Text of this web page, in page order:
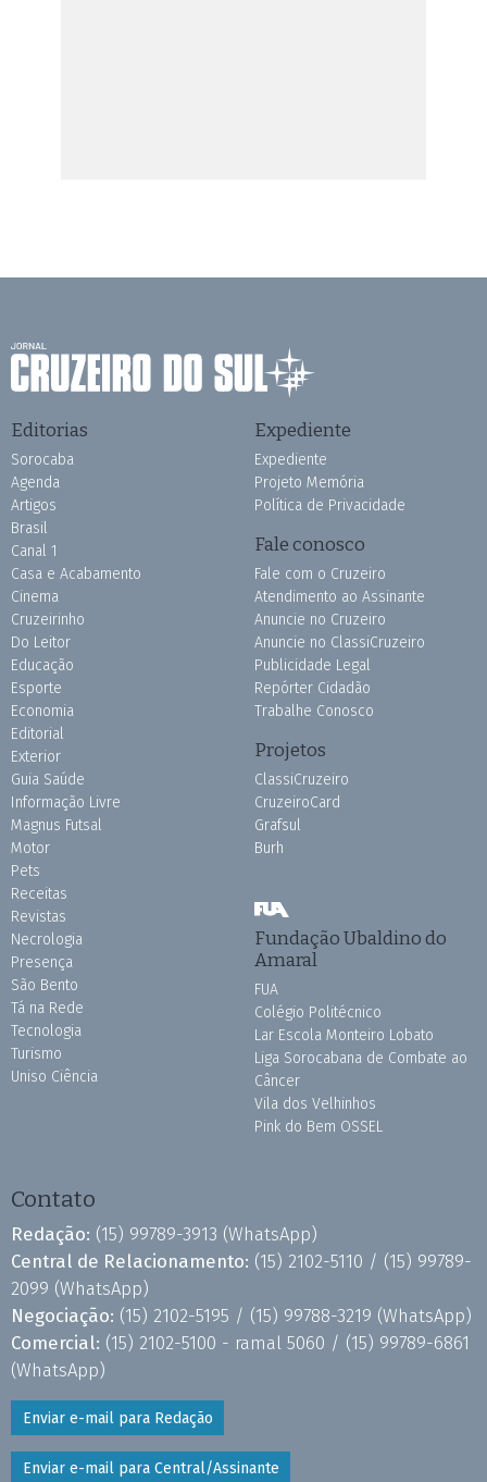
Editorias
Sorocaba
Agenda
Artigos
Brasil
Canal 1
Casa e Acabamento
Cinema
Cruzeirinho
Do Leitor
Educação
Esporte
Economia
Editorial
Exterior
Guia Saúde
Informação Livre
Magnus Futsal
Motor
Pets
Receitas
Revistas
Necrologia
Presença
São Bento
Tá na Rede
Tecnologia
Turismo
Uniso Ciência
Expediente
Expediente
Projeto Memória
Política de Privacidade
Fale conosco
Fale com o Cruzeiro
Atendimento ao Assinante
Anuncie no Cruzeiro
Anuncie no ClassiCruzeiro
Publicidade Legal
Repórter Cidadão
Trabalhe Conosco
Projetos
ClassiCruzeiro
CruzeiroCard
Grafsul
Burh
Fundação Ubaldino do
Amaral
FUA
Colégio Politécnico
Lar Escola Monteiro Lobato
Liga Sorocabana de Combate ao
Câncer
Vila dos Velhinhos
Pink do Bem OSSEL
Contato
Redação: (15) 99789-3913 (WhatsApp)
Central de Relacionamento: (15) 2102-5110 / (15) 99789-
2099 (WhatsApp)
Negociação: (15) 2102-5195 / (15) 99788-3219 (WhatsApp)
Comercial: (15) 2102-5100 - ramal 5060 / (15) 99789-6861
(WhatsApp)
Enviar e-mail para Redação
Enviar e-mail para Central/Assinante